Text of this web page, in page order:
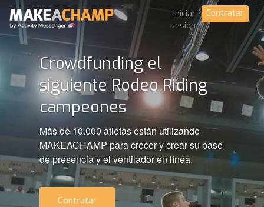
Iniciar
sesión
Contratar
Crowdfunding el
siguiente Rodeo Riding
campeones
Más de 10.000 atletas están utilizando
MAKEACHAMP para crecer y crear su base
de presencia y el ventilador en línea.
Contratar